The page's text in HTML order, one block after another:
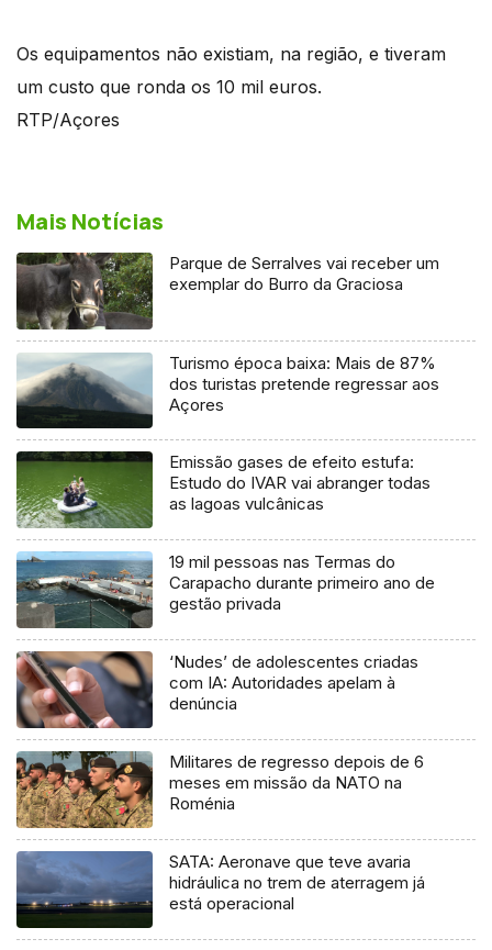
Os equipamentos não existiam, na região, e tiveram
um custo que ronda os 10 mil euros.
RTP/Açores
Mais Notícias
Parque de Serralves vai receber um
exemplar do Burro da Graciosa
Turismo época baixa: Mais de 87%
dos turistas pretende regressar aos
Açores
Emissão gases de efeito estufa:
Estudo do IVAR vai abranger todas
as lagoas vulcânicas
19 mil pessoas nas Termas do
Carapacho durante primeiro ano de
gestão privada
‘Nudes’ de adolescentes criadas
com IA: Autoridades apelam à
denúncia
Militares de regresso depois de 6
meses em missão da NATO na
Roménia
SATA: Aeronave que teve avaria
hidráulica no trem de aterragem já
está operacional